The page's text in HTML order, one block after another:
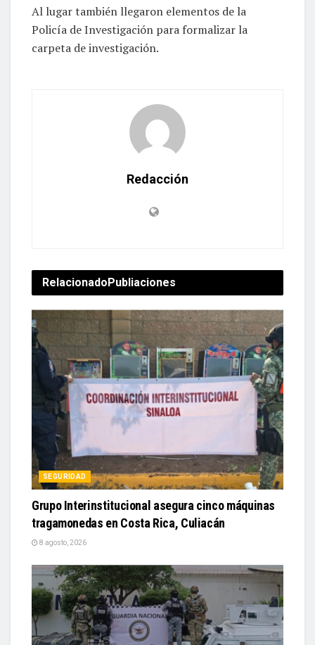
Al lugar también llegaron elementos de la
Policía de Investigación para formalizar la
carpeta de investigación.
Redacción
RelacionadoPubliaciones
SEGURIDAD
Grupo Interinstitucional asegura cinco máquinas
tragamonedas en Costa Rica, Culiacán
8 agosto, 2026